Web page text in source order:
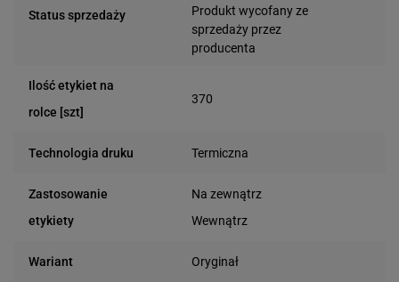
Status sprzedaży
Produkt wycofany ze
sprzedaży przez
producenta
Ilość etykiet na
rolce [szt]
370
Technologia druku Termiczna
Zastosowanie
etykiety
Na zewnątrz
Wewnątrz
Wariant Oryginał